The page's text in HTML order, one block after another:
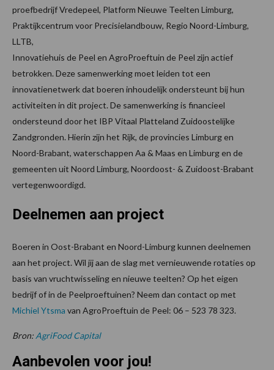
proefbedrijf Vredepeel, Platform Nieuwe Teelten Limburg,
Praktijkcentrum voor Precisielandbouw, Regio Noord-Limburg,
LLTB,
Innovatiehuis de Peel en AgroProeftuin de Peel zijn actief
betrokken. Deze samenwerking moet leiden tot een
innovatienetwerk dat boeren inhoudelijk ondersteunt bij hun
activiteiten in dit project. De samenwerking is financieel
ondersteund door het IBP Vitaal Platteland Zuidoostelijke
Zandgronden. Hierin zijn het Rijk, de provincies Limburg en
Noord-Brabant, waterschappen Aa & Maas en Limburg en de
gemeenten uit Noord Limburg, Noordoost- & Zuidoost-Brabant
vertegenwoordigd.
Deelnemen aan project
Boeren in Oost-Brabant en Noord-Limburg kunnen deelnemen
aan het project. Wil jij aan de slag met vernieuwende rotaties op
basis van vruchtwisseling en nieuwe teelten? Op het eigen
bedrijf of in de Peelproeftuinen? Neem dan contact op met
Michiel Ytsma van AgroProeftuin de Peel: 06 – 523 78 323.
Bron: AgriFood Capital
Aanbevolen voor jou!